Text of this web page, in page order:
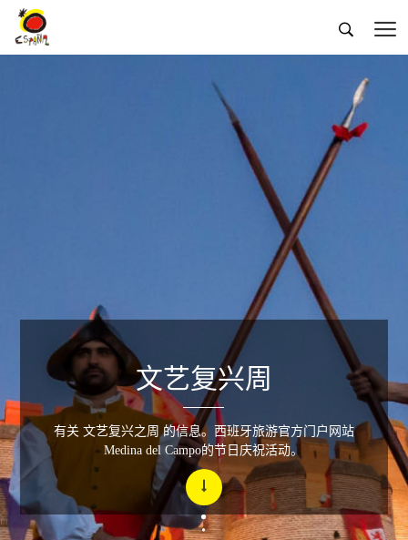
 
文艺复兴周
有关 文艺复兴之周 的信息。西班牙旅游官方门户网站
Medina del Campo的节日庆祝活动。